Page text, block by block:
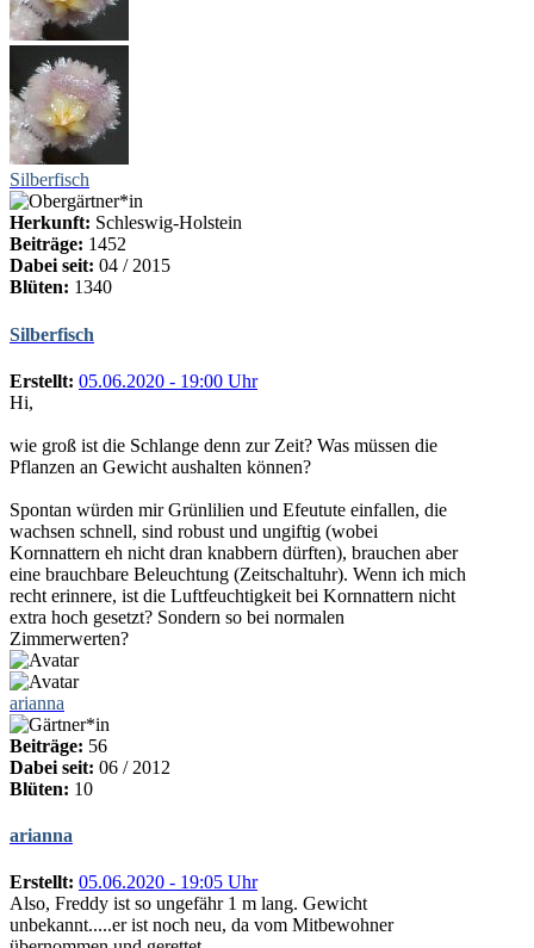
Silberfisch
Herkunft: Schleswig-Holstein
Beiträge: 1452
Dabei seit: 04 / 2015
Blüten: 1340
Silberfisch
Erstellt: 05.06.2020 - 19:00 Uhr
Hi,
wie groß ist die Schlange denn zur Zeit? Was müssen die
Pflanzen an Gewicht aushalten können?
Spontan würden mir Grünlilien und Efeutute einfallen, die
wachsen schnell, sind robust und ungiftig (wobei
Kornnattern eh nicht dran knabbern dürften), brauchen aber
eine brauchbare Beleuchtung (Zeitschaltuhr). Wenn ich mich
recht erinnere, ist die Luftfeuchtigkeit bei Kornnattern nicht
extra hoch gesetzt? Sondern so bei normalen
Zimmerwerten?
arianna
Beiträge: 56
Dabei seit: 06 / 2012
Blüten: 10
arianna
Erstellt: 05.06.2020 - 19:05 Uhr
Also, Freddy ist so ungefähr 1 m lang. Gewicht
unbekannt.....er ist noch neu, da vom Mitbewohner